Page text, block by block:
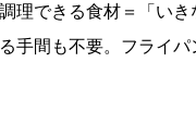
理できる食材＝「い
手間も不要。フライパ